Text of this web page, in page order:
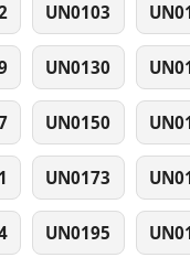
UN0103
UN0130
UN0150
UN0173
UN0195